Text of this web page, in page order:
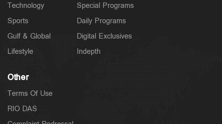
3 hours ago
Technology
Sports
Gulf & Global
Lifestyle
Special Programs
Daily Programs
Digital Exclusives
Indepth
Other
Terms Of Use
RIO DAS